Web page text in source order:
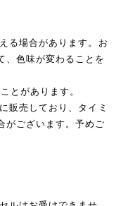
る場合があります。お
、色味が変わることを
とがあります。
販売しており、タイミ
がございます。予めご